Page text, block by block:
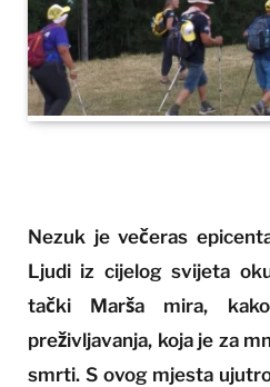
Nezuk je večeras
Ljudi iz cijelog svijeta
tački Marša mira,
preživljavanja, koja je za
smrti. S ovog mjesta